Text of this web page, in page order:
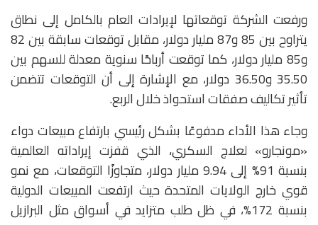
ورفعت الشركة توقعاتها لإيرادات العام بالكامل إلى نطاق
يتراوح بين 85 و87 مليار دولار، مقابل توقعات سابقة بين 82
و85 مليار دولار، كما توقعت أرباحًا سنوية معدلة للسهم بين
35.50 و36.50 دولار، مع الإشارة إلى أن التوقعات تتضمن
تأثير تكاليف صفقات استحواذ خلال الربع.
وجاء هذا الأداء مدفوعًا بشكل رئيسي بارتفاع مبيعات دواء
«مونجارو» لعلاج السكري، الذي قفزت إيراداته العالمية
بنسبة 91% إلى 9.94 مليار دولار، متجاوزًا التوقعات، مع نمو
قوي خارج الولايات المتحدة حيث ارتفعت المبيعات الدولية
بنسبة 172%، في ظل طلب متزايد في أسواق مثل البرازيل